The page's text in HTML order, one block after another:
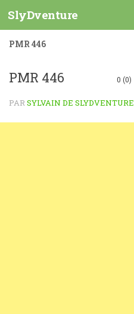
Skip to content
SlyDventure
PMR 446
PMR 446 0 (0)
PARSYLVAIN DE SLYDVENTURE